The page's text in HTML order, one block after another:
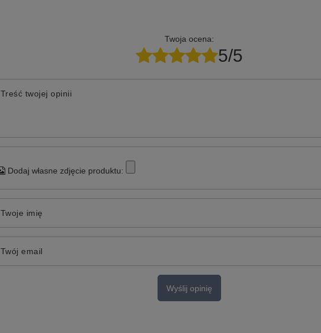
Twoja ocena:
5/5
Treść twojej opinii
Dodaj własne zdjęcie produktu:
Twoje imię
Twój email
Wyślij opinię